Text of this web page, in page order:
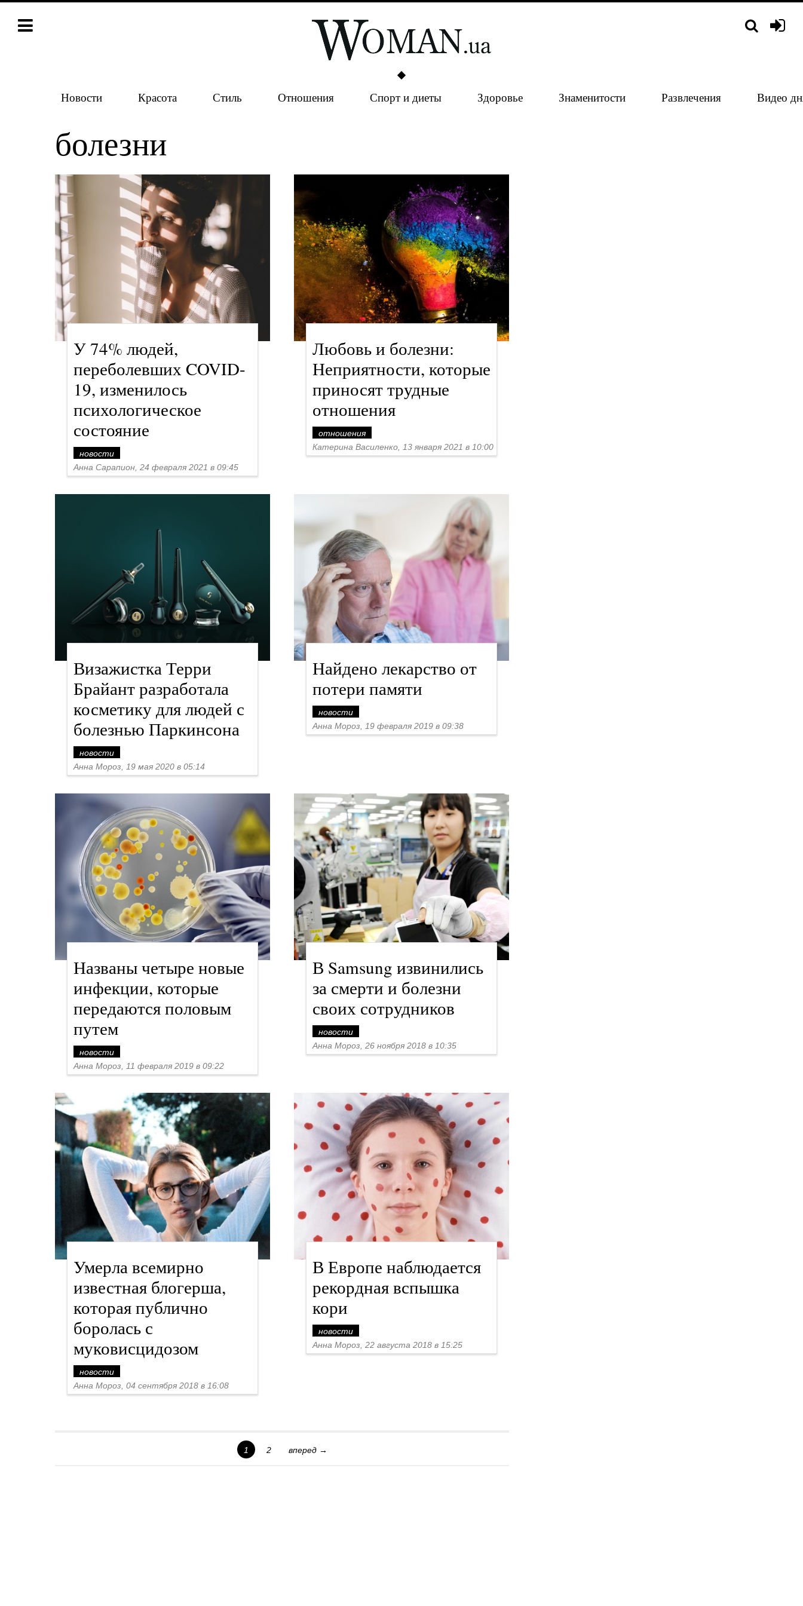
Новости Красота Стиль Отношения Спорт и диеты Здоровье Знаменитости Развлечения Видео
болезни
У 74% людей,
переболевших COVID-
19, изменилось
психологическое
состояние
новости
Анна Сарапион, 24 февраля 2021 в 09:45
Любовь и болезни:
Неприятности, которые
приносят трудные
отношения
отношения
Катерина Василенко, 13 января 2021 в 10:00
Визажистка Терри
Брайант разработала
косметику для людей с
болезнью Паркинсона
новости
Анна Мороз, 19 мая 2020 в 05:14
Найдено лекарство от
потери памяти
новости
Анна Мороз, 19 февраля 2019 в 09:38
Названы четыре новые
инфекции, которые
передаются половым
путем
новости
Анна Мороз, 11 февраля 2019 в 09:22
В Samsung извинились
за смерти и болезни
своих сотрудников
новости
Анна Мороз, 26 ноября 2018 в 10:35
Умерла всемирно
известная блогерша,
которая публично
боролась с
муковисцидозом
новости
Анна Мороз, 04 сентября 2018 в 16:08
В Европе наблюдается
рекордная вспышка
кори
новости
Анна Мороз, 22 августа 2018 в 15:25
1 2 вперед →